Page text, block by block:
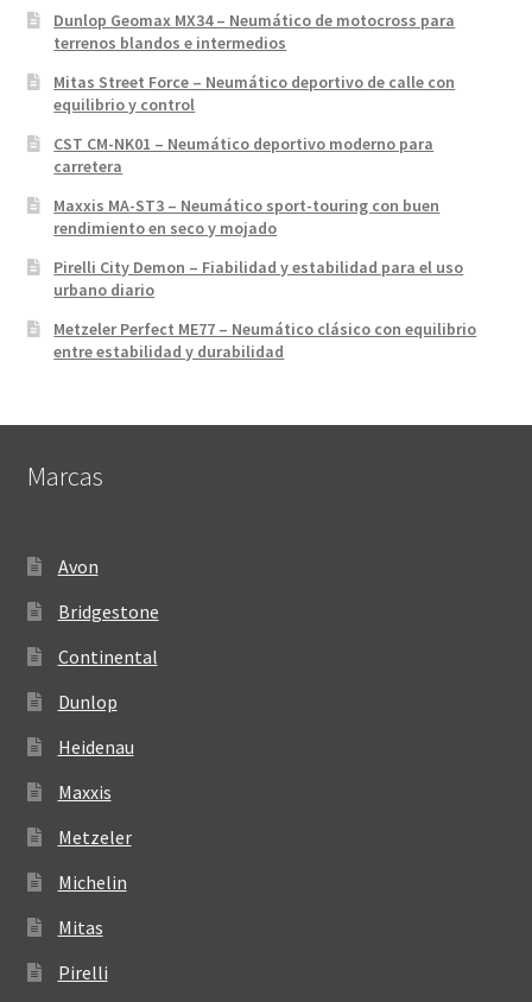
Dunlop Geomax MX34 – Neumático de motocross para
terrenos blandos e intermedios
Mitas Street Force – Neumático deportivo de calle con
equilibrio y control
CST CM-NK01 – Neumático deportivo moderno para
carretera
Maxxis MA-ST3 – Neumático sport-touring con buen
rendimiento en seco y mojado
Pirelli City Demon – Fiabilidad y estabilidad para el uso
urbano diario
Metzeler Perfect ME77 – Neumático clásico con equilibrio
entre estabilidad y durabilidad
Marcas
Avon
Bridgestone
Continental
Dunlop
Heidenau
Maxxis
Metzeler
Michelin
Mitas
Pirelli